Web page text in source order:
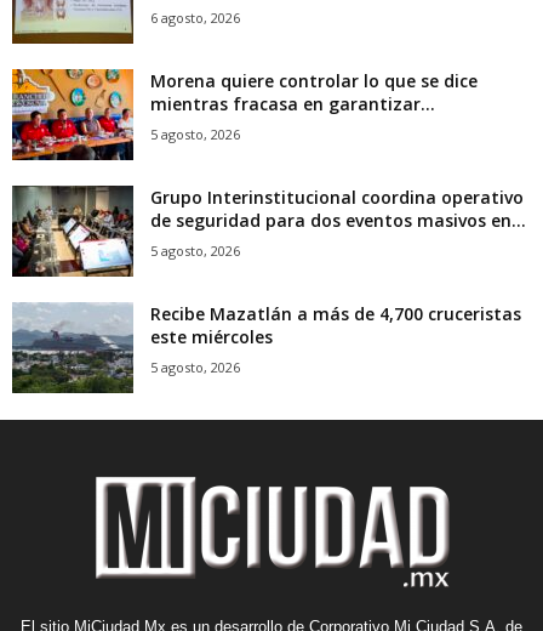
6 agosto, 2026
Morena quiere controlar lo que se dice
mientras fracasa en garantizar...
5 agosto, 2026
Grupo Interinstitucional coordina operativo
de seguridad para dos eventos masivos en...
5 agosto, 2026
Recibe Mazatlán a más de 4,700 cruceristas
este miércoles
5 agosto, 2026
El sitio MiCiudad.Mx es un desarrollo de Corporativo Mi Ciudad S.A. de